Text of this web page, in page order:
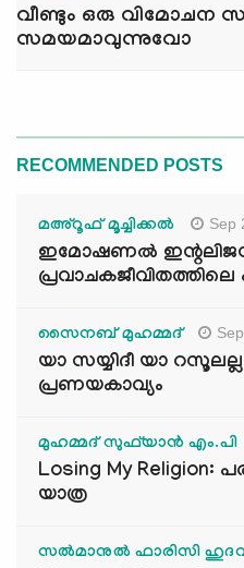
വീണ്ടും ഒരു വിമോചന
സമയമാവുന്നുവോ
RECOMMENDED POSTS
മഅ്റൂഫ് മൂച്ചിക്കല്‍ Sep
ഇമോഷണൽ
സൈനബ് മുഹമ്മദ്
യാ സയ്യിദീ യാ
പ്രണയകാവ്യം
മുഹമ്മദ് സുഫ്‌യാൻ എം.പി
Losing My Religion:
യാത്ര
സൽമാനുൽ ഫാരിസി